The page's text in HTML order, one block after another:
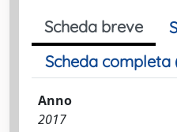
Scheda breve
Scheda completa
Anno
2017